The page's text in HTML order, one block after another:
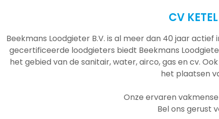
CV
Beekmans Loodgieter B.V. is al meer dan 40 jaar
gecertificeerde loodgieters biedt Beekmans
het gebied van de sanitair, water, airco, gas en cv.
het plaatsen
Onze ervaren
Bel ons gerust